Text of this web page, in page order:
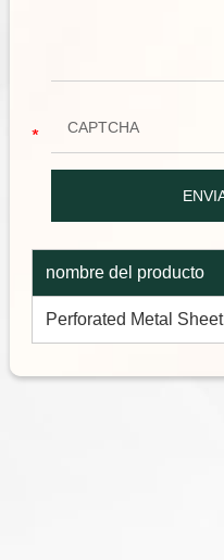
nombre del producto
Perforated Metal Sheet